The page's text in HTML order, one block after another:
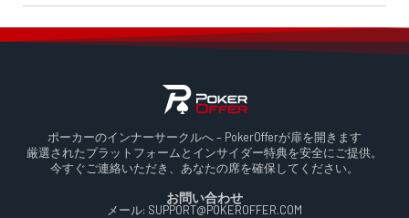
ポーカーのインナーサークルへ – PokerOfferが扉を開きます
厳選されたプラットフォームとインサイダー特典を安全にご提供。
今すぐご連絡いただき、あなたの席を確保してください。
お問い合わせ
メール: SUPPORT@POKEROFFER.COM